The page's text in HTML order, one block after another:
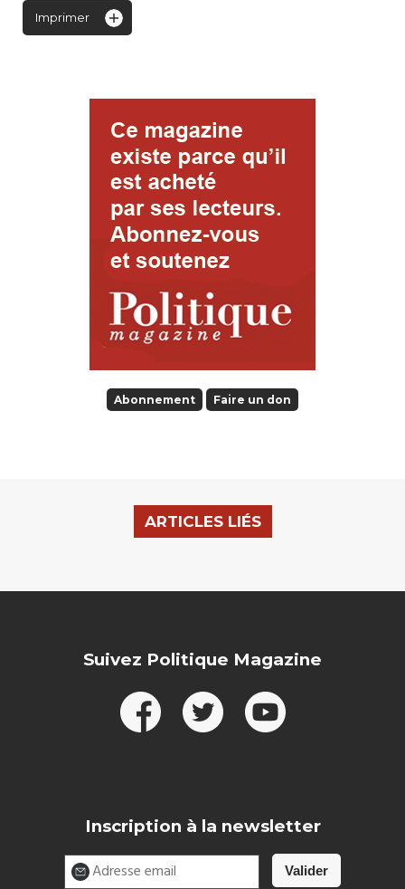
Imprimer
Abonnement Faire un don
ARTICLES LIÉS
Suivez Politique Magazine
Inscription à la newsletter